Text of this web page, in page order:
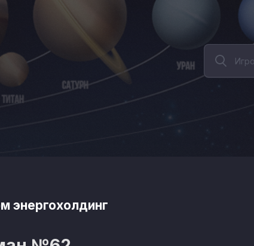
энергохолдинг